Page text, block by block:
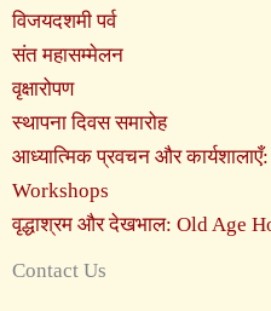
विजयदशमी पर्व
संत महासम्मेलन
वृक्षारोपण
स्थापना दिवस समारोह
आध्यात्मिक प्रवचन और
Workshops
वृद्धाश्रम और देखभाल: Old Age
Contact Us